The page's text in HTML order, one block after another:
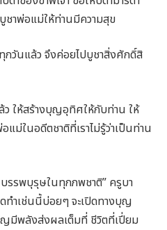
ชาพ่อแม่ให้ท่านมีความสุข
วันแล้ว จึงค่อยไปบูชาสิ่งศักดิ์สิ
ให้สร้างบุญอุทิศให้กับท่าน ให้
แม่ในอดีตชาติที่เราไม่รู้ว่าเป็นท่าน
บรรพบุรุษในทุกภพชาติ” ครูบา
ดทำเช่นนี้บ่อยๆ จะเปิดทางบุญ
มีพลังส่งผลเต็มที่ ชีวิตที่เปี่ยม